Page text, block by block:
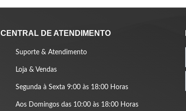
CENTRAL DE ATENDIMENTO
Suporte & Atendimento
Loja & Vendas
Segunda à Sexta 9:00 às 18:00 Horas
Aos Domingos das 10:00 às 18:00 Horas